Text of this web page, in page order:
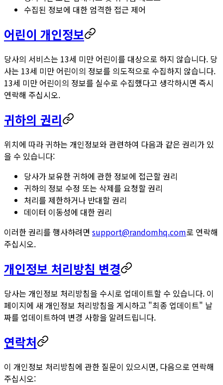
수집된 정보에 대한 엄격한 접근 제어
어린이 개인정보
당사의 서비스는 13세 미만 어린이를 대상으로 하지 않습니다. 당
사는 13세 미만 어린이의 정보를 의도적으로 수집하지 않습니다.
13세 미만 어린이의 정보를 실수로 수집했다고 생각하시면 즉시
연락해 주십시오.
귀하의 권리
위치에 따라 귀하는 개인정보와 관련하여 다음과 같은 권리가 있
을 수 있습니다:
당사가 보유한 귀하에 관한 정보에 접근할 권리
귀하의 정보 수정 또는 삭제를 요청할 권리
처리를 제한하거나 반대할 권리
데이터 이동성에 대한 권리
이러한 권리를 행사하려면 support@randomhq.com로 연락해
주십시오.
개인정보 처리방침 변경
당사는 개인정보 처리방침을 수시로 업데이트할 수 있습니다. 이
페이지에 새 개인정보 처리방침을 게시하고 "최종 업데이트" 날
짜를 업데이트하여 변경 사항을 알려드립니다.
연락처
이 개인정보 처리방침에 관한 질문이 있으시면, 다음으로 연락해
주십시오: